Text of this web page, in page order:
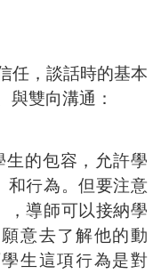
任，談話時的基本
與雙向溝通：
生的包容，允許學
和行為。但要注意
，導師可以接納學
意去了解他的動
生這項行為是對